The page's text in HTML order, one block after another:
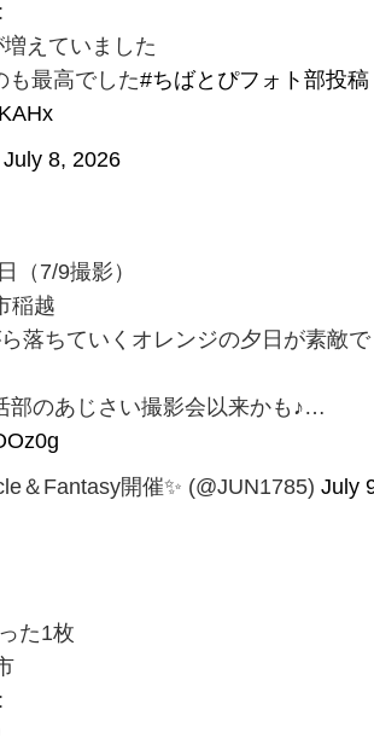
えていました
も最高でした#ちばとぴフォト部投稿
July 8, 2026
（7/9撮影）
稲越
落ちていくオレンジの夕日が素敵
部のあじさい撮影会以来かも♪…
＆Fantasy開催✨️ (@JUN1785)July
た1枚